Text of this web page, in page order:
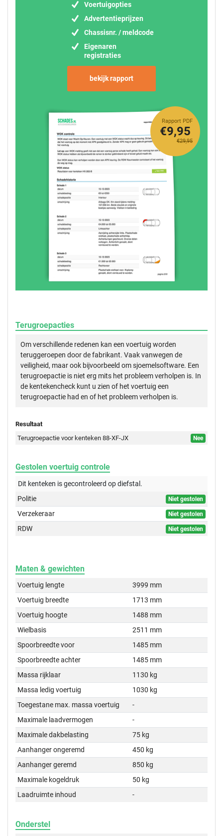
Voertuigopties
Advertentieprijzen
Chassisnr. / meldcode
Eigenaren
registraties
bekijk rapport
Rapport PDF
€29,95
€9,95
Terugroepacties
Om verschillende redenen kan een voertuig worden
teruggeroepen door de fabrikant. Vaak vanwegen de
veiligheid, maar ook bijvoorbeeld om sjoemelsoftware. Een
terugroepactie is niet erg mits het probleem verholpen is. In
de kentekencheck kunt u zien of het voertuig een
terugroepactie had en of het probleem verholpen is.
Resultaat
Terugroepactie voor kenteken 88-XF-JX
Nee
Gestolen voertuig controle
Dit kenteken is gecontroleerd opdiefstal.
Politie
Niet gestolen
Verzekeraar Niet gestolen
RDW Niet gestolen
Maten & gewichten
Voertuig lengte
3999 mm
Voertuig breedte
1713 mm
Voertuig hoogte
1488 mm
Wielbasis
2511 mm
Spoorbreedte voor
1485 mm
Spoorbreedte achter
1485 mm
Massa rijklaar
1130 kg
Massa ledig voertuig
1030 kg
Toegestane max. massa voertuig
-
Maximale laadvermogen
-
Maximale dakbelasting
75 kg
Aanhanger ongeremd
450 kg
Aanhanger geremd
850 kg
Maximale kogeldruk
50 kg
Laadruimte inhoud
-
Onderstel